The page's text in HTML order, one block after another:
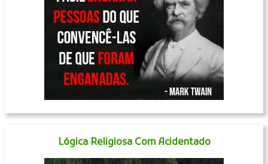
Lógica Religiosa Com Acidentado